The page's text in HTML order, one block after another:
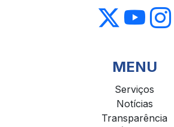
MENU
Serviços
Notícias
Transparência